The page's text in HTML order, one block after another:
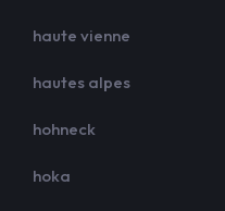
haute vienne
hautes alpes
hohneck
hoka